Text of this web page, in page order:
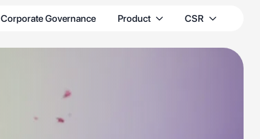
Corporate Governance Product CSR